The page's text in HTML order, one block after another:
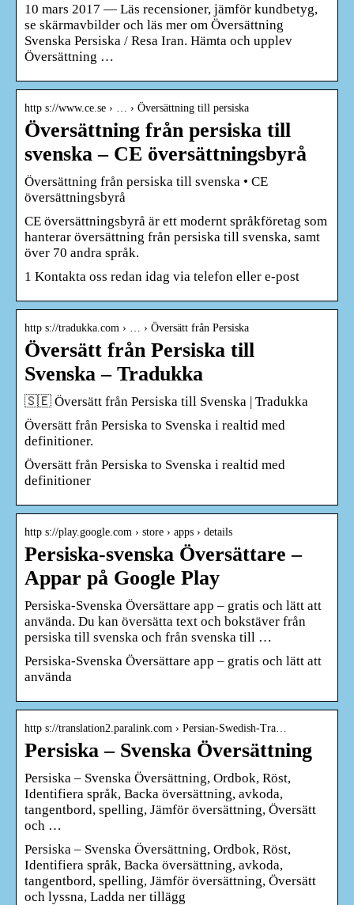
10 mars 2017 — Läs recensioner, jämför kundbetyg,
se skärmavbilder och läs mer om Översättning
Svenska Persiska / Resa Iran. Hämta och upplev
Översättning …
http s://www.ce.se › … › Översättning till persiska
Översättning från persiska till
svenska – CE översättningsbyrå
Översättning från persiska till svenska • CE
översättningsbyrå
CE översättningsbyrå är ett modernt språkföretag som
hanterar översättning från persiska till svenska, samt
över 70 andra språk.
1 Kontakta oss redan idag via telefon eller e-post
http s://tradukka.com › … › Översätt från Persiska
Översätt från Persiska till
Svenska – Tradukka
🇸🇪 Översätt från Persiska till Svenska | Tradukka
Översätt från Persiska to Svenska i realtid med
definitioner.
Översätt från Persiska to Svenska i realtid med
definitioner
http s://play.google.com › store › apps › details
Persiska-svenska Översättare –
Appar på Google Play
Persiska-Svenska Översättare app – gratis och lätt att
använda. Du kan översätta text och bokstäver från
persiska till svenska och från svenska till …
Persiska-Svenska Översättare app – gratis och lätt att
använda
http s://translation2.paralink.com › Persian-Swedish-Tra…
Persiska – Svenska Översättning
Persiska – Svenska Översättning, Ordbok, Röst,
Identifiera språk, Backa översättning, avkoda,
tangentbord, spelling, Jämför översättning, Översätt
och …
Persiska – Svenska Översättning, Ordbok, Röst,
Identifiera språk, Backa översättning, avkoda,
tangentbord, spelling, Jämför översättning, Översätt
och lyssna, Ladda ner tillägg